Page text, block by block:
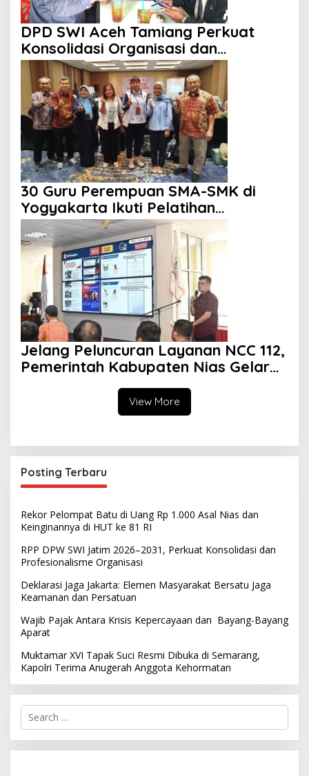
DPD SWI Aceh Tamiang Perkuat
Konsolidasi Organisasi dan
Kemitraan
30 Guru Perempuan SMA-SMK di
Yogyakarta Ikuti Pelatihan
Kepemimpinan
Jelang Peluncuran Layanan NCC 112,
Pemerintah Kabupaten Nias Gelar
View More
Posting Terbaru
Rekor Pelompat Batu di Uang Rp 1.000 Asal Nias dan
Keinginannya di HUT ke 81 RI
RPP DPW SWI Jatim 2026–2031, Perkuat Konsolidasi dan
Profesionalisme Organisasi
Deklarasi Jaga Jakarta: Elemen Masyarakat Bersatu Jaga
Keamanan dan Persatuan
Wajib Pajak Antara Krisis Kepercayaan dan Bayang-Bayang
Aparat
Muktamar XVI Tapak Suci Resmi Dibuka di Semarang,
Kapolri Terima Anugerah Anggota Kehormatan
S
r